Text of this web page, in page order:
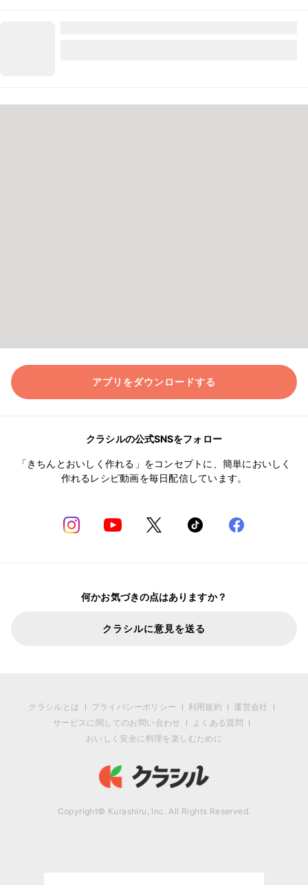
アプリをダウンロードする
クラシルの公式SNSをフォロー
「きちんとおいしく作れる」をコンセプトに、簡単においしく
作れるレシピ動画を毎日配信しています。
何かお気づきの点はありますか？
クラシルに意見を送る
クラシルとは プライバシーポリシー 利用規約
運営会社
サービスに関してのお問い合わせ
よくある質問
おいしく安全に料理を楽しむために
Copyright© Kurashiru, Inc. All Rights Reserved.